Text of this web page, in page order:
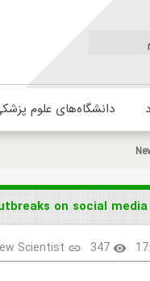
دانشگاه‌های علوم
on social
visibility
347
link
Scientist